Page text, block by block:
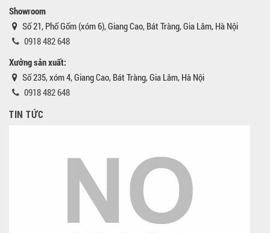
Showroom
Số 21, Phố Gốm (xóm 6), Giang Cao, Bát Tràng, Gia Lâm, Hà Nội
0918 482 648
Xưởng sản xuất:
Số 235, xóm 4, Giang Cao, Bát Tràng, Gia Lâm, Hà Nội
0918 482 648
TIN TỨC